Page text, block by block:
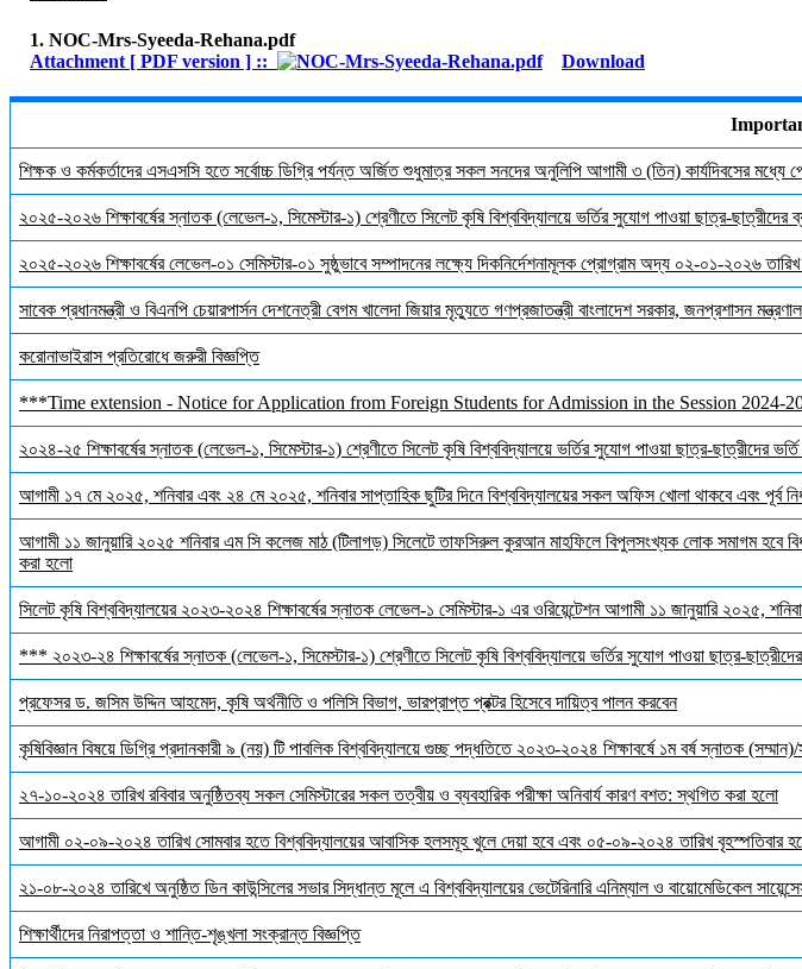
1. NOC-Mrs-Syeeda-Rehana.pdf
Attachment [ PDF version ] ::
Download
শিক্ষক ও কর্মকর্তাদের এসএসসি হতে সর্বোচ্চ ডিগ্রি পর্যন্ত অর্জিত শুধুমাত্র সকল সনদের অনুলিপি আগামী ৩ (তিন) কার্যদিবসের মধ্যে
২০২৫-২০২৬ শিক্ষাবর্ষের স্নাতক (লেভেল-১, সিমেস্টার-১) শ্রেণীতে সিলেট কৃষি বিশ্ববিদ্যালয়ে ভর্তির সুযোগ পাওয়া ছাত্র-ছাত্রীদের
২০২৫-২০২৬ শিক্ষাবর্ষের লেভেল-০১ সেমিস্টার-০১ সুষ্ঠুভাবে সম্পাদনের লক্ষ্যে দিকনির্দেশনামূলক প্রোগ্রাম অদ্য ০২-০১-২০২৬ তারিখ
সাবেক প্রধানমন্ত্রী ও বিএনপি চেয়ারপার্সন দেশনেত্রী বেগম খালেদা জিয়ার মৃত্যুতে গণপ্রজাতন্ত্রী বাংলাদেশ সরকার, জনপ্রশাসন
করোনাভাইরাস প্রতিরোধে জরুরী বিজ্ঞপ্তি
***Time extension - Notice for Application from Foreign Students for Admission in the Session 2024-
২০২৪-২৫ শিক্ষাবর্ষের স্নাতক (লেভেল-১, সিমেস্টার-১) শ্রেণীতে সিলেট কৃষি বিশ্ববিদ্যালয়ে ভর্তির সুযোগ পাওয়া ছাত্র-ছাত্রীদের
আগামী ১৭ মে ২০২৫, শনিবার এবং ২৪ মে ২০২৫, শনিবার সাপ্তাহিক ছুটির দিনে বিশ্ববিদ্যালয়ের সকল অফিস খোলা থাকবে এবং পূর্ব
আগামী ১১ জানুয়ারি ২০২৫ শনিবার এম সি কলেজ মাঠ (টিলাগড়) সিলেটে তাফসিরুল কুরআন মাহফিলে বিপুলসংখ্যক লোক সমাগম হবে
করা হলো
সিলেট কৃষি বিশ্ববিদ্যালয়ের ২০২৩-২০২৪ শিক্ষাবর্ষের স্নাতক লেভেল-১ সেমিস্টার-১ এর ওরিয়েন্টেশন আগামী ১১ জানুয়ারি ২০২৫,
*** ২০২৩-২৪ শিক্ষাবর্ষের স্নাতক (লেভেল-১, সিমেস্টার-১) শ্রেণীতে সিলেট কৃষি বিশ্ববিদ্যালয়ে ভর্তির সুযোগ পাওয়া ছাত্র-
প্রফেসর ড. জসিম উদ্দিন আহমেদ, কৃষি অর্থনীতি ও পলিসি বিভাগ, ভারপ্রাপ্ত প্রক্টর হিসেবে দায়িত্ব পালন করবেন
কৃষিবিজ্ঞান বিষয়ে ডিগ্রি প্রদানকারী ৯ (নয়) টি পাবলিক বিশ্ববিদ্যালয়ে গুচ্ছ পদ্ধতিতে ২০২৩-২০২৪ শিক্ষাবর্ষে ১ম বর্ষ স্নাতক
২৭-১০-২০২৪ তারিখ রবিবার অনুষ্ঠিতব্য সকল সেমিস্টারের সকল তত্বীয় ও ব্যবহারিক পরীক্ষা অনিবার্য কারণ বশত: স্থগিত করা হলো
আগামী ০২-০৯-২০২৪ তারিখ সোমবার হতে বিশ্ববিদ্যালয়ের আবাসিক হলসমূহ খুলে দেয়া হবে এবং ০৫-০৯-২০২৪ তারিখ
২১-০৮-২০২৪ তারিখে অনুষ্ঠিত ডিন কাউন্সিলের সভার সিদ্ধান্ত মূলে এ বিশ্ববিদ্যালয়ের ভেটেরিনারি এনিম্যাল ও বায়োমেডিকেল
শিক্ষার্থীদের নিরাপত্তা ও শান্তি-শৃঙ্খলা সংক্রান্ত বিজ্ঞপ্তি